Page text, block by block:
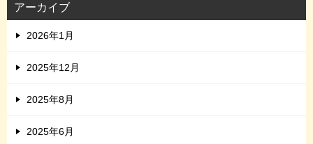
アーカイブ
2026年1月
2025年12月
2025年8月
2025年6月